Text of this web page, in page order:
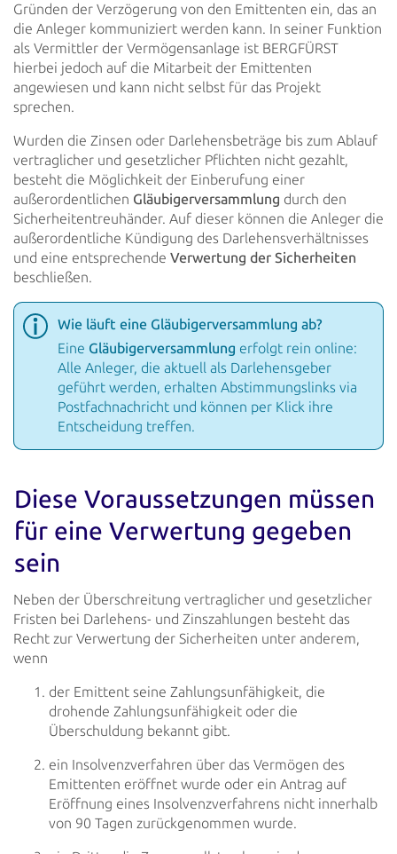
Gründen der Verzögerung von den Emittenten ein, das an
die Anleger kommuniziert werden kann. In seiner Funktion
als Vermittler der Vermögensanlage ist BERGFÜRST
hierbei jedoch auf die Mitarbeit der Emittenten
angewiesen und kann nicht selbst für das Projekt
sprechen.
Wurden die Zinsen oder Darlehensbeträge bis zum Ablauf
vertraglicher und gesetzlicher Pflichten nicht gezahlt,
besteht die Möglichkeit der Einberufung einer
außerordentlichen Gläubigerversammlung durch den
Sicherheitentreuhänder. Auf dieser können die Anleger die
außerordentliche Kündigung des Darlehensverhältnisses
und eine entsprechende Verwertung der Sicherheiten
beschließen.
Wie läuft eine Gläubigerversammlung ab?
Eine Gläubigerversammlung erfolgt rein online:
Alle Anleger, die aktuell als Darlehensgeber
geführt werden, erhalten Abstimmungslinks via
Postfachnachricht und können per Klick ihre
Entscheidung treffen.
Diese Voraussetzungen müssen
für eine Verwertung gegeben
sein
Neben der Überschreitung vertraglicher und gesetzlicher
Fristen bei Darlehens- und Zinszahlungen besteht das
Recht zur Verwertung der Sicherheiten unter anderem,
wenn
der Emittent seine Zahlungsunfähigkeit, die
drohende Zahlungsunfähigkeit oder die
Überschuldung bekannt gibt.
ein Insolvenzverfahren über das Vermögen des
Emittenten eröffnet wurde oder ein Antrag auf
Eröffnung eines Insolvenzverfahrens nicht innerhalb
von 90 Tagen zurückgenommen wurde.